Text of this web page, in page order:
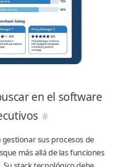
en el software
sus procesos de
más allá de las funciones